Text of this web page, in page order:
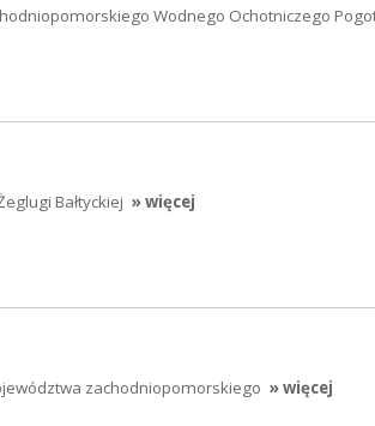
Wodnego Ochotniczego
Bałtyckiej » więcej
zachodniopomorskiego » więcej